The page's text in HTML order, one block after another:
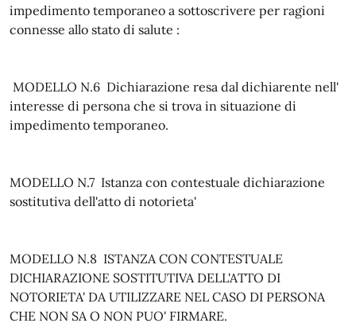
impedimento temporaneo a sottoscrivere per ragioni
connesse allo stato di salute :
MODELLO N.6 Dichiarazione resa dal dichiarente nell'
interesse di persona che si trova in situazione di
impedimento temporaneo.
MODELLO N.7 Istanza con contestuale dichiarazione
sostitutiva dell'atto di notorieta'
MODELLO N.8 ISTANZA CON CONTESTUALE
DICHIARAZIONE SOSTITUTIVA DELL'ATTO DI
NOTORIETA' DA UTILIZZARE NEL CASO DI PERSONA
CHE NON SA O NON PUO' FIRMARE.